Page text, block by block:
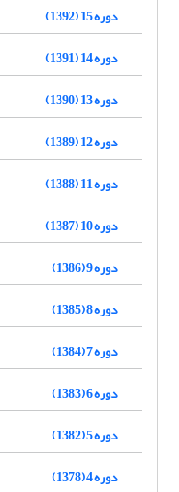
دوره 15 (1392)
دوره 14 (1391)
دوره 13 (1390)
دوره 12 (1389)
دوره 11 (1388)
دوره 10 (1387)
دوره 9 (1386)
دوره 8 (1385)
دوره 7 (1384)
دوره 6 (1383)
دوره 5 (1382)
دوره 4 (1378)